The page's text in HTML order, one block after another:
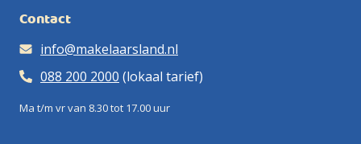
Contact
info@makelaarsland.nl
088 200 2000 (lokaal tarief)
Ma t/m vr van 8.30 tot 17.00 uur